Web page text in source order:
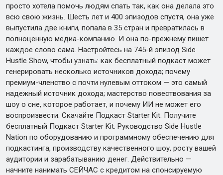
просто хотела помочь людям спать так, как она делала это
всю свою жизнь. Шесть лет и 400 эпизодов спустя, она уже
выпустила две книги, попала в 35 стран и превратилась в
полноценную медиа-компанию. И она по-прежнему пишет
каждое слово сама. Настройтесь на 745-й эпизод Side
Hustle Show, чтобы узнать: как бесплатный подкаст может
генерировать несколько источников дохода; почему
премиум-членство с почти нулевым оттоком — это самый
надежный источник дохода; мастерство повествования за
шоу о сне, которое работает, и почему ИИ не может его
воспроизвести. Скачайте Подкаст Starter Kit. Получите
бесплатный Подкаст Starter Kit. Руководство Side Hustle
Nation по оборудованию и программному обеспечению для
подкастинга, производству качественного шоу, росту вашей
аудитории и зарабатыванию денег. Действительно —
начните нанимать СЕЙЧАС с кредитом на спонсируемую